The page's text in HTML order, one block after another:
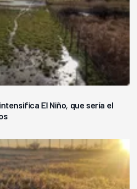
El Niño, que sería el